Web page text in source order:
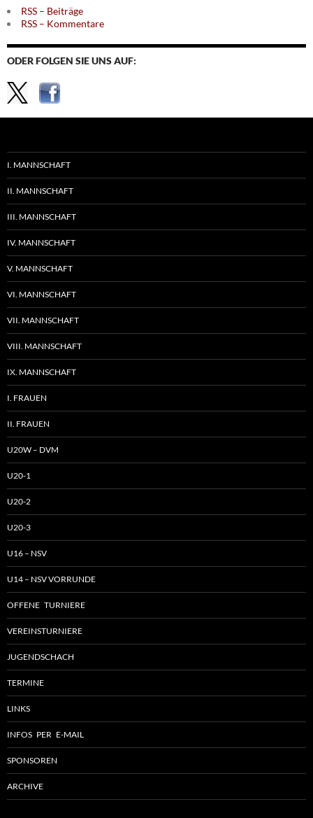
RSS – Beiträge
RSS – Kommentare
ODER FOLGEN SIE UNS AUF:
I. MANNSCHAFT
II. MANNSCHAFT
III. MANNSCHAFT
IV. MANNSCHAFT
V. MANNSCHAFT
VI. MANNSCHAFT
VII. MANNSCHAFT
VIII. MANNSCHAFT
IX. MANNSCHAFT
I. FRAUEN
II. FRAUEN
U20W – DVM
U20-1
U20-2
U20-3
U16 – NSV
U14 – NSV VORRUNDE
OFFENE TURNIERE
VEREINSTURNIERE
JUGENDSCHACH
TERMINE
LINKS
INFOS PER E-MAIL
SPONSOREN
ARCHIVE